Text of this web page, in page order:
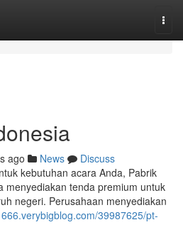
ago News
Discuss
kebutuhan acara Anda, Pabrik
menyediakan tenda premium untuk
negeri. Perusahaan menyediakan
39987625/pt-